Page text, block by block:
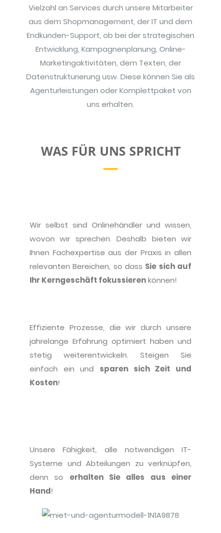
Vielzahl an Services durch unsere Mitarbeiter
aus dem Shopmanagement, der IT und dem
Endkunden-Support, ob bei der strategischen
Entwicklung, Kampagnenplanung, Online-
Marketingaktivitäten, dem Texten, der
Datenstrukturierung usw. Diese können Sie als
Agenturleistungen oder Komplettpaket von
uns erhalten.
WAS FÜR UNS SPRICHT
Wir selbst sind Onlinehändler und wissen,
wovon wir sprechen. Deshalb bieten wir
Ihnen Fachexpertise aus der Praxis in allen
relevanten Bereichen, so dass Sie sich auf
Ihr Kerngeschäft fokussierenkönnen!
Effiziente Prozesse, die wir durch unsere
jahrelange Erfahrung optimiert haben und
stetig weiterentwickeln. Steigen Sie
einfach ein und sparen sich Zeit und
Kosten!
Unsere Fähigkeit, alle notwendigen IT-
Systeme und Abteilungen zu verknüpfen,
denn so erhalten Sie alles aus einer
Hand!